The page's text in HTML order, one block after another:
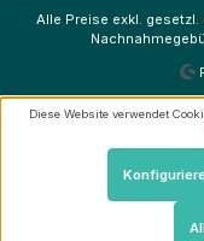
Alle Preise exkl. gesetzl.
Diese Website verwendet